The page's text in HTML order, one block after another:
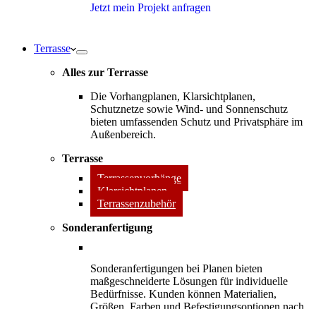
Jetzt mein Projekt anfragen
Terrasse
Alles zur Terrasse
Die Vorhangplanen, Klarsichtplanen,
Schutznetze sowie Wind- und Sonnenschutz
bieten umfassenden Schutz und Privatsphäre im
Außenbereich.
Terrasse
Terrassenvorhänge
Klarsichtplanen
Terrassenzubehör
Sonderanfertigung
Sonderanfertigungen bei Planen bieten
maßgeschneiderte Lösungen für individuelle
Bedürfnisse. Kunden können Materialien,